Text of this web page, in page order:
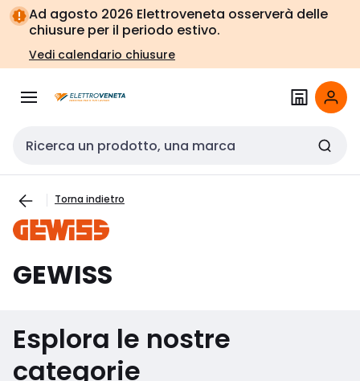
Vai alla
navigazione
Vai
alla
pagina
Ad agosto 2026 Elettroveneta osserverà delle
chiusure per il periodo estivo.
Vedi calendario chiusure
Cerca input
Torna indietro
GEWISS
Esplora le nostre
categorie